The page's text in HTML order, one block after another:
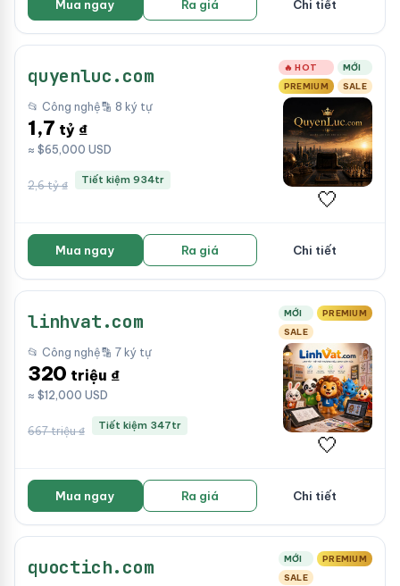
Mua ngay Ra giá Chi tiết
quyenluc.com 🔥 HOT
MỚI
PREMIUM
SALE
📂 Công nghệ🔡 8 ký tự
1,7 tỷ ₫
≈ $65,000 USD
2,6 tỷ ₫ Tiết kiệm 934tr
🤍
Mua ngay Ra giá Chi tiết
linhvat.com MỚI
PREMIUM
SALE
📂 Công nghệ🔡 7 ký tự
320 triệu ₫
≈ $12,000 USD
667 triệu ₫ Tiết kiệm 347tr
🤍
Mua ngay Ra giá Chi tiết
quoctich.com MỚI
PREMIUM
SALE